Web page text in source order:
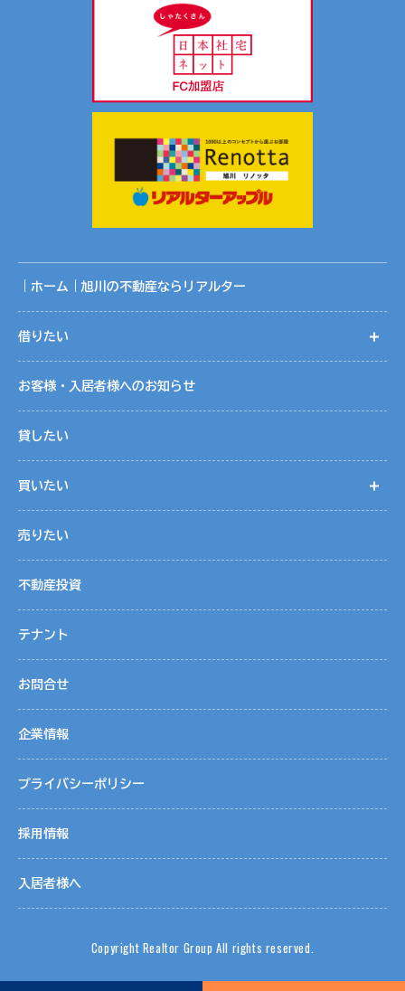
｜ホーム｜旭川の不動産ならリアルター
借りたい
お客様・入居者様へのお知らせ
貸したい
買いたい
売りたい
不動産投資
テナント
お問合せ
企業情報
プライバシーポリシー
採用情報
入居者様へ
Copyright Realtor Group All rights reserved.